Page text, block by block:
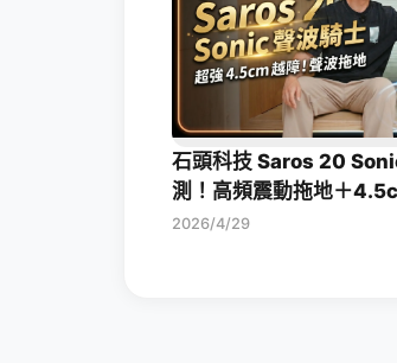
石頭科技 Saros 20
測！高頻震動拖地＋
旗艦掃拖機皇一次看
2026/4/29